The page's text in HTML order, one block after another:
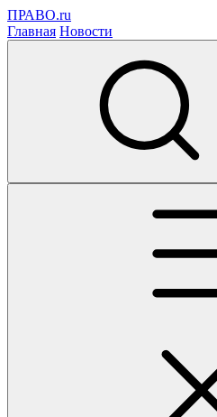
ПРАВО.ru
Главная Новости